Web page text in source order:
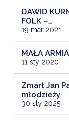
DAWID
FOLK –…
19 mar 2021
MAŁA
11 sty 2020
Zmarł Jan
młodzieży
30 sty 2025